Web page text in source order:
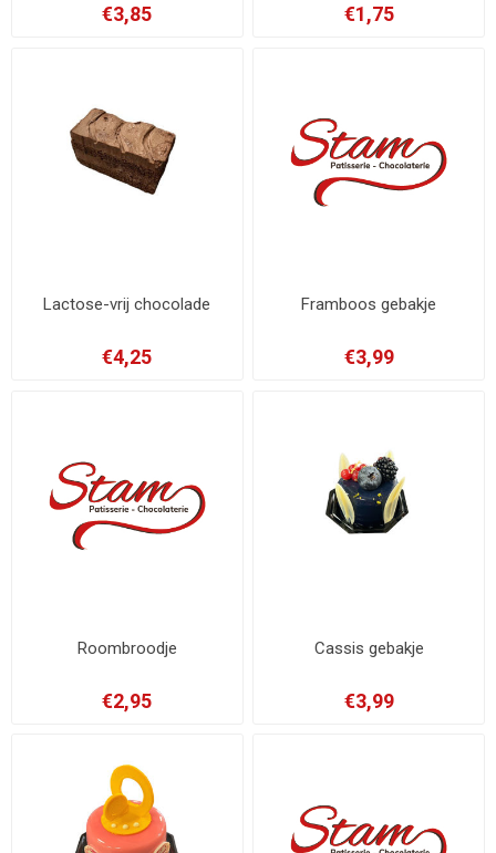
€3,85 €1,75
Lactose-vrij chocolade
€4,25
Framboos gebakje
€3,99
Roombroodje
€2,95
Cassis gebakje
€3,99